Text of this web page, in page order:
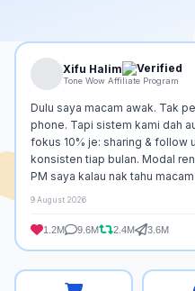
Xifu Halim
Tone Wow Affiliate Program
Dulu saya macam awak. Tak
phone. Tapi sistem kami dah
fokus 10% je: sharing & follow
konsisten tiap bulan. Modal
PM saya kalau nak tahu
9 August 2026
1.2M 9.6M 2.4M 3.6M